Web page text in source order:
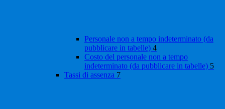
Personale non a tempo indeterminato (da
pubblicare in tabelle) 4
Costo del personale non a tempo
indeterminato (da pubblicare in tabelle) 5
Tassi di assenza 7